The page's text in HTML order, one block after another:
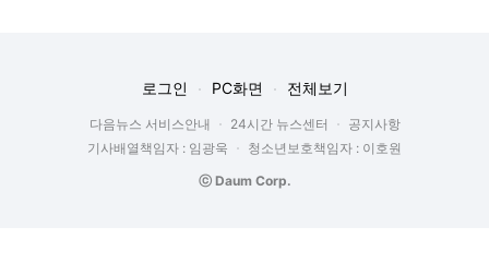
로그인 PC화면 전체보기
다음뉴스 서비스안내 24시간 뉴스센터
공지사항
기사배열책임자 : 임광욱
청소년보호책임자 : 이호원
ⓒ Daum Corp.